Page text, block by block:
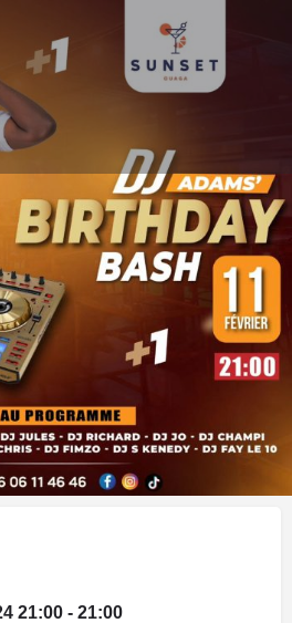
Bash
Ajouter aux favoris
21:00 - 21:00